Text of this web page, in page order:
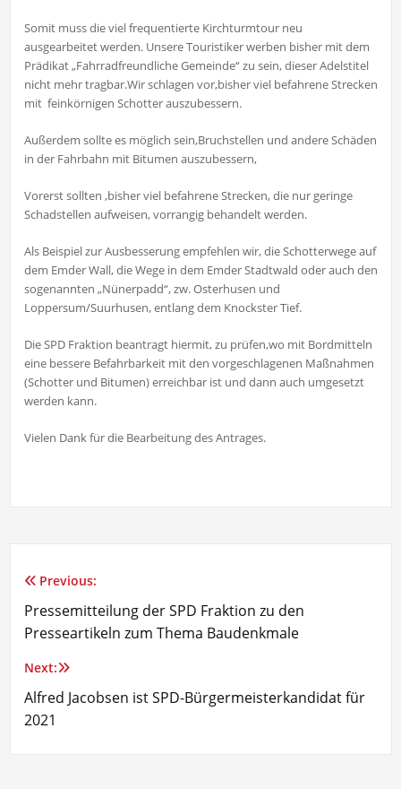
Somit muss die viel frequentierte Kirchturmtour neu
ausgearbeitet werden. Unsere Touristiker werben bisher mit dem
Prädikat „Fahrradfreundliche Gemeinde“ zu sein, dieser Adelstitel
nicht mehr tragbar.Wir schlagen vor,bisher viel befahrene Strecken
mit feinkörnigen Schotter auszubessern.
Außerdem sollte es möglich sein,Bruchstellen und andere Schäden
in der Fahrbahn mit Bitumen auszubessern,
Vorerst sollten ,bisher viel befahrene Strecken, die nur geringe
Schadstellen aufweisen, vorrangig behandelt werden.
Als Beispiel zur Ausbesserung empfehlen wir, die Schotterwege auf
dem Emder Wall, die Wege in dem Emder Stadtwald oder auch den
sogenannten „Nünerpadd“, zw. Osterhusen und
Loppersum/Suurhusen, entlang dem Knockster Tief.
Die SPD Fraktion beantragt hiermit, zu prüfen,wo mit Bordmitteln
eine bessere Befahrbarkeit mit den vorgeschlagenen Maßnahmen
(Schotter und Bitumen) erreichbar ist und dann auch umgesetzt
werden kann.
Vielen Dank für die Bearbeitung des Antrages.
Beitragsnavigation
Previous:
Pressemitteilung der SPD Fraktion zu den
Presseartikeln zum Thema Baudenkmale
Next:
Alfred Jacobsen ist SPD-Bürgermeisterkandidat für
2021